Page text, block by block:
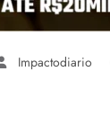
Impactodiario